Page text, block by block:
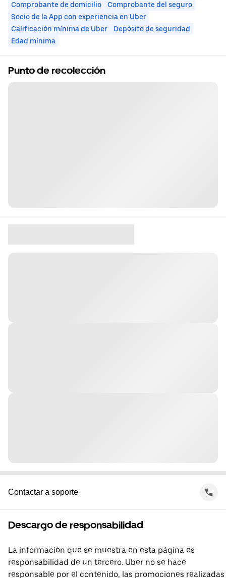
Comprobante de domicilio
Comprobante del seguro
Socio de la App con experiencia en Uber
Calificación mínima de Uber
Depósito de seguridad
Edad mínima
Punto de recolección
Contactar a soporte
Descargo de responsabilidad
La información que se muestra en esta página es
responsabilidad de un tercero. Uber no se hace
responsable por el contenido, las promociones realizadas